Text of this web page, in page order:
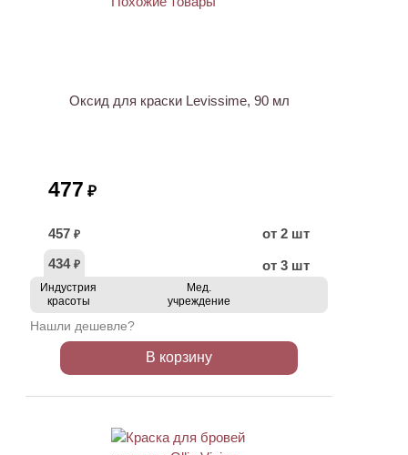
Оксид для краски Levissime, 90 мл
477 ₽
457 ₽
от 2 шт
434 ₽ от 3 шт
Индустрия
красоты
Мед.
учреждение
Нашли дешевле?
В корзину